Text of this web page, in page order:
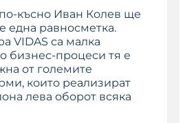
късно Иван Колев ще
една равносметка.
VIDAS са малка
бизнес-процеси тя е
от големите
които реализират
лева оборот всяка